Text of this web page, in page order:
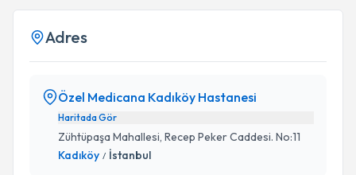
Adres
Özel Medicana Kadıköy Hastanesi
Haritada Gör
Zühtüpaşa Mahallesi, Recep Peker Caddesi. No:11
Kadıköy / İstanbul